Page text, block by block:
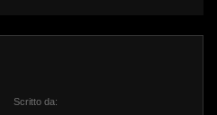
Scritto da: